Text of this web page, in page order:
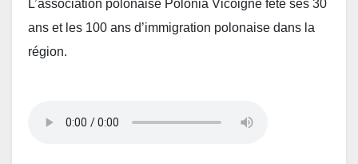
L’association polonaise Polonia Vicoigne fête ses 30
ans et les 100 ans d’immigration polonaise dans la
région.